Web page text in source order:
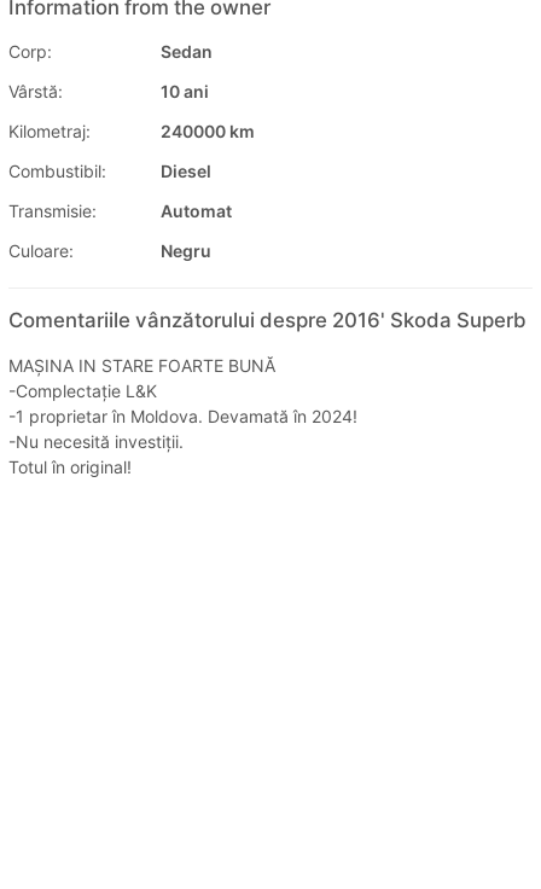
Information from the owner
Corp:
Sedan
Vârstă:
10 ani
Kilometraj:
240000 km
Combustibil:
Diesel
Transmisie:
Automat
Culoare:
Negru
Comentariile vânzătorului despre 2016' Skoda Superb
MAȘINA IN STARE FOARTE BUNĂ
-Complectație L&K
-1 proprietar în Moldova. Devamată în 2024!
-Nu necesită investiții.
Totul în original!